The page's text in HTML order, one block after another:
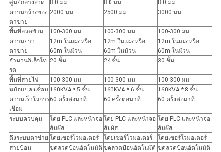
ศูนย์กลางลวด 8.0 มม 8.0 มม
8.0 มม
ความกว้างของ
ตาข่าย
2000 มม 2500 มม 3000 มม
พื้นที่ลวดข้าม 100-300 มม 100-300 มม
100-300 มม
ความยาว
ตาข่าย
12m ในแผงหรือ
60m ในม้วน
12m ในแผงหรือ
60m ในม้วน
12m ในแผงหรือ
60m ในม้วน
จำนวนอิเล็กโท
รด
20 ชิ้น 24 ชิ้น 30 ชิ้น
พื้นที่สายไฟ 100-300 มม 100-300 มม
100-300 มม
หม้อแปลงเชื่อม 160KVA * 5 ชิ้น 160KVA * 6 ชิ้น
160KVA * 8 ชิ้น
ความเร็วในการ
เชื่อม
60 ครั้งต่อนาที 60 ครั้งต่อนาที 60 ครั้งต่อนาที
ระบบควบคุม
โดย PLC และหน้าจอ
สัมผัส
โดย PLC และหน้าจอ
สัมผัส
โดย PLC และหน้าจอ
สัมผัส
ดึงระบบตาข่าย โดยเซอร์โวมอเตอร์ โดยเซอร์โวมอเตอร์
โดยเซอร์โวมอเตอร์
สายป้อน
ขดลวดป้อนอัตโนมัติ ขดลวดป้อนอัตโนมัติ ขดลวดป้อนอัตโนมัติ